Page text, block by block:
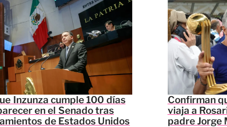
Inzunza cumple 100 días
en el Senado tras
de Estados Unidos
Confirman
viaja a
padre Jorge